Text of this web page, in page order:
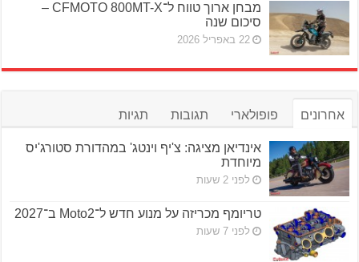
מבחן ארוך טווח ל־CFMOTO 800MT-X –
סיכום שנה
22 באפריל 2026
אחרונים פופולארי תגובות תגיות
אינדיאן מציגה: צ'יף וינטג' במהדורת סטורג'יס
מיוחדת
לפני 2 שעות
טריומף מכריזה על מנוע חדש ל־Moto2 ב־2027
לפני 7 שעות